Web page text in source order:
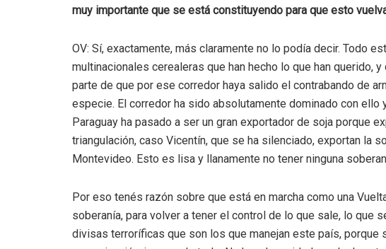
muy importante que se está constituyendo para que esto
OV: Sí, exactamente, más claramente no lo podía decir. Todo
multinacionales cerealeras que han hecho lo que han querido,
parte de que por ese corredor haya salido el contrabando de
especie. El corredor ha sido absolutamente dominado con ello
Paraguay ha pasado a ser un gran exportador de soja porque
triangulación, caso Vicentín, que se ha silenciado, exportan la
Montevideo. Esto es lisa y llanamente no tener ninguna
Por eso tenés razón sobre que está en marcha como una
soberanía, para volver a tener el control de lo que sale, lo que
divisas terroríficas que son los que manejan este país, porque